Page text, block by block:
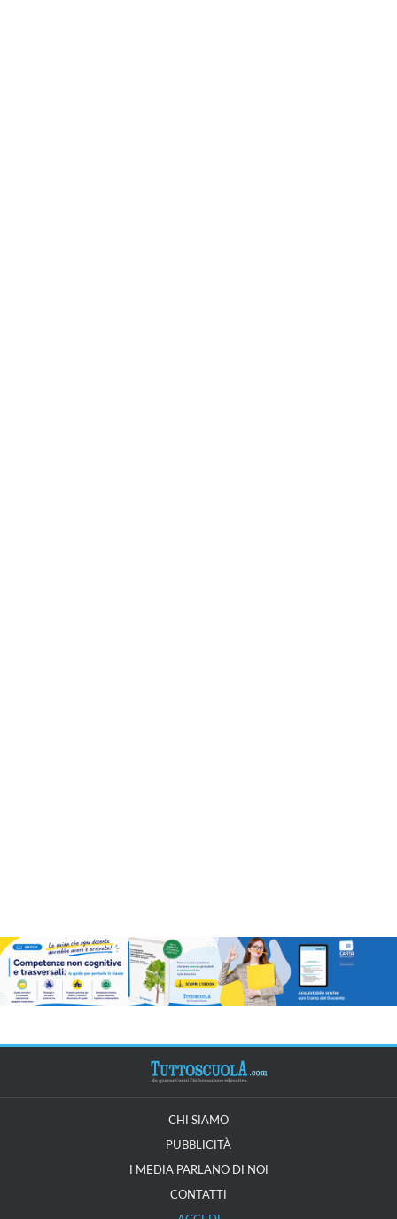
CHI SIAMO
PUBBLICITÀ
I MEDIA PARLANO DI NOI
CONTATTI